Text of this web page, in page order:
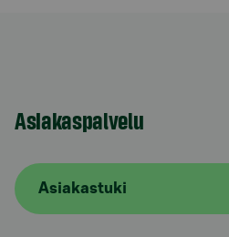
Asiakaspalvelu
Asiakastuki